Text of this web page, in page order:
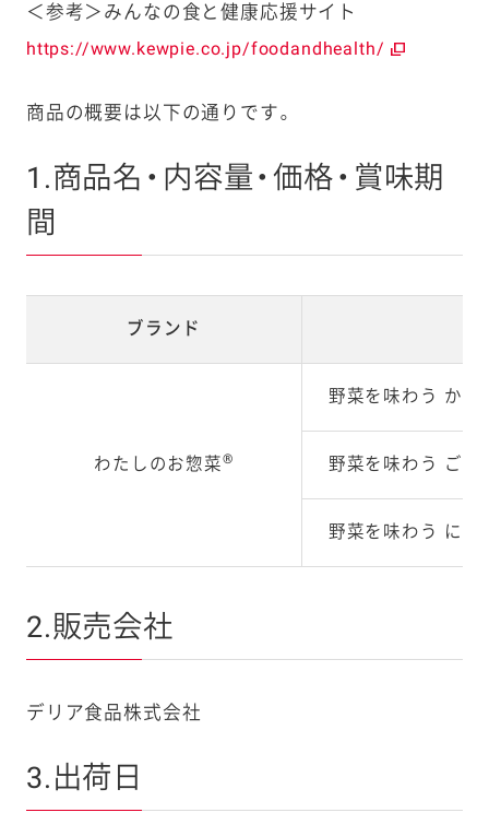
＜参考＞みんなの食と健康応援サイト
https://www.kewpie.co.jp/foodandhealth/
商品の概要は以下の通りです。
1.商品名・内容量・価格・賞味期
間
ブランド
わたしのお惣菜®
野菜を味わう かぼ
野菜を味わう ごぼ
野菜を味わう にん
2.販売会社
デリア食品株式会社
3.出荷日